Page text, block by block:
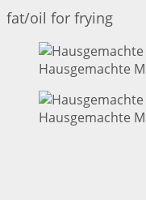
fat/oil for frying
Hausgemachte
Hausgemachte